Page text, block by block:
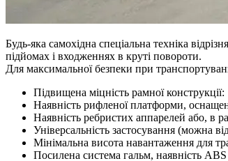
Будь-яка самохідна спеціальна техніка
підйомах і входженнях в круті повороти.
Для максимальної безпеки при
Підвищена міцність рамної конструкції:
Наявність рифленої платформи,
Наявність ребристих аппарелей або, в
Універсальність застосування (можна
Мінімальна висота навантаження для
Посилена система гальм, наявність